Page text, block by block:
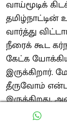
வாய்மூடிக்
வார்த்து
நீரைக் கூட
கேட்க
இருக்கிறார்.
தீருவோம்
இருக்கிறது.
இத்தகைய